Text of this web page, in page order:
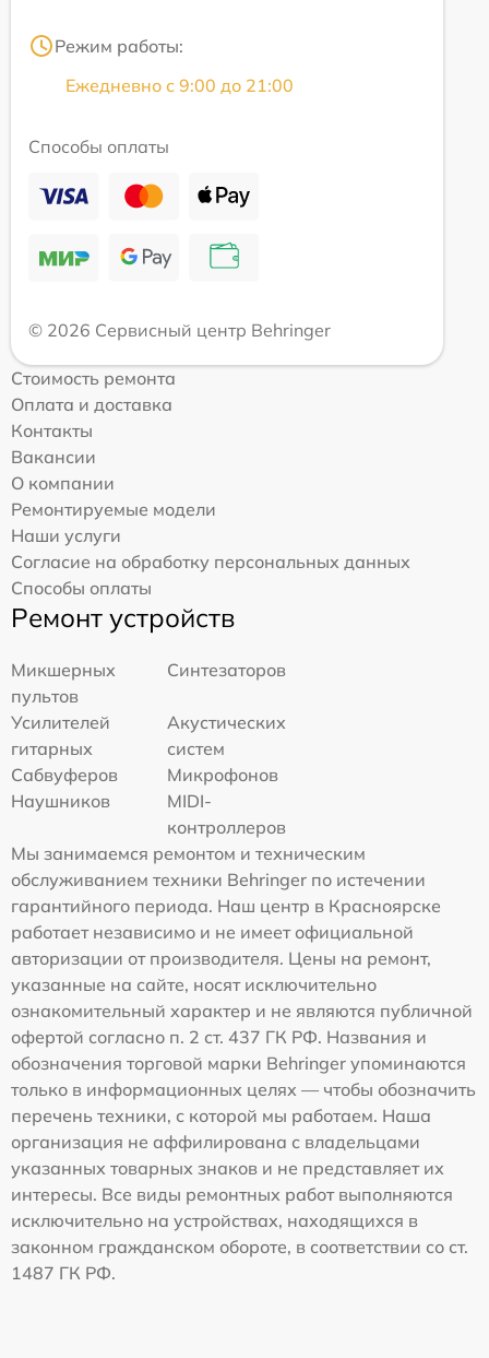
Режим работы:
Ежедневно с 9:00 до 21:00
Способы оплаты
© 2026 Сервисный центр Behringer
Стоимость ремонта
Оплата и доставка
Контакты
Вакансии
О компании
Ремонтируемые модели
Наши услуги
Согласие на обработку персональных данных
Способы оплаты
Ремонт устройств
Микшерных
пультов
Синтезаторов
Усилителей
гитарных
Акустических
систем
Сабвуферов
Микрофонов
Наушников
MIDI-
контроллеров
Мы занимаемся ремонтом и техническим
обслуживанием техники Behringer по истечении
гарантийного периода. Наш центр в Красноярске
работает независимо и не имеет официальной
авторизации от производителя. Цены на ремонт,
указанные на сайте, носят исключительно
ознакомительный характер и не являются публичной
офертой согласно п. 2 ст. 437 ГК РФ. Названия и
обозначения торговой марки Behringer упоминаются
только в информационных целях — чтобы обозначить
перечень техники, с которой мы работаем. Наша
организация не аффилирована с владельцами
указанных товарных знаков и не представляет их
интересы. Все виды ремонтных работ выполняются
исключительно на устройствах, находящихся в
законном гражданском обороте, в соответствии со ст.
1487 ГК РФ.